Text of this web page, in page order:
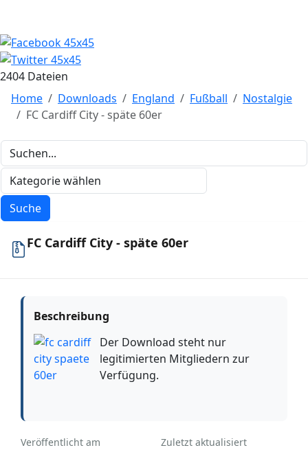
2404 Dateien
Home
Downloads England Fußball
Nostalgie
FC Cardiff City - späte 60er
FC Cardiff City - späte 60er
Beschreibung
Der Download steht nur
legitimierten Mitgliedern zur
Verfügung.
Veröffentlicht am Zuletzt aktualisiert